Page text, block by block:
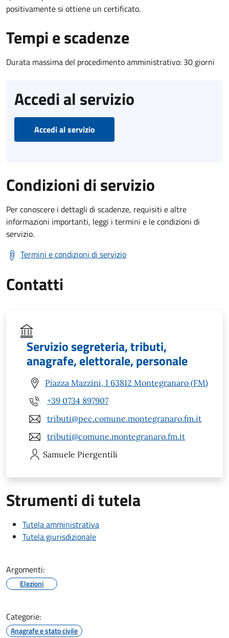
positivamente si ottiene un certificato.
Tempi e scadenze
Durata massima del procedimento amministrativo: 30 giorni
Accedi al servizio
Accedi al servizio
Condizioni di servizio
Per conoscere i dettagli di scadenze, requisiti e altre
informazioni importanti, leggi i termini e le condizioni di
servizio.
Termini e condizioni di servizio
Contatti
Servizio segreteria, tributi,
anagrafe, elettorale, personale
Piazza Mazzini, 1 63812 Montegranaro (FM)
+39 0734 897907
tributi@pec.comune.montegranaro.fm.it
tributi@comune.montegranaro.fm.it
Samuele Piergentili
Strumenti di tutela
Tutela amministrativa
Tutela giurisdizionale
Argomenti:
Elezioni
Categorie:
Anagrafe e stato civile